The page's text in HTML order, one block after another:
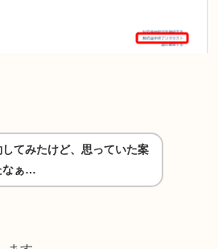
してみたけど、思っていた案
なぁ…